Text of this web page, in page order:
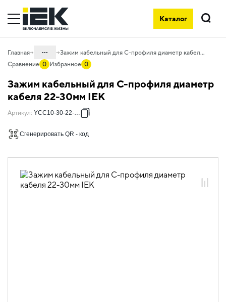
Каталог
Поиск
Главная ...
04. Щитовое оборудование
04.10 Принадлежности для
внутрищитового монтажа
04.10.01 DIN-рейки
профиля
Зажим кабельный для С-профиля диаметр кабеля 22-30мм IEK
Сравнение 0 Избранное 0
Зажим кабельный для С-профиля диаметр
кабеля 22-30мм IEK
Артикул: YCC10-30-22-030
Сгенерировать QR - код